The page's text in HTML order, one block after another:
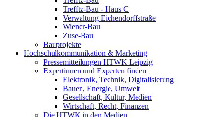
Trefftz-Bau - Haus C
Verwaltung Eichendorffstraße
Wiener-Bau
Zuse-Bau
Bauprojekte
Hochschulkommunikation & Marketing
Pressemitteilungen HTWK Leipzig
Expertinnen und Experten finden
Elektronik, Technik, Digitalisierung
Bauen, Energie, Umwelt
Gesellschaft, Kultur, Medien
Wirtschaft, Recht, Finanzen
Die HTWK in den Medien